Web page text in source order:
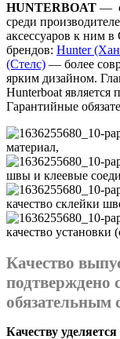
HUNTERBOAT —
среди
аксессуаров к ним
брендов: Hunter
(Стелс) — более
ярким дизайном.
Hunterboat является
Гарантийные
материал,
швы и клеевые
качество склейки
качество
Качество
подтверждено
обязательным
Качеству